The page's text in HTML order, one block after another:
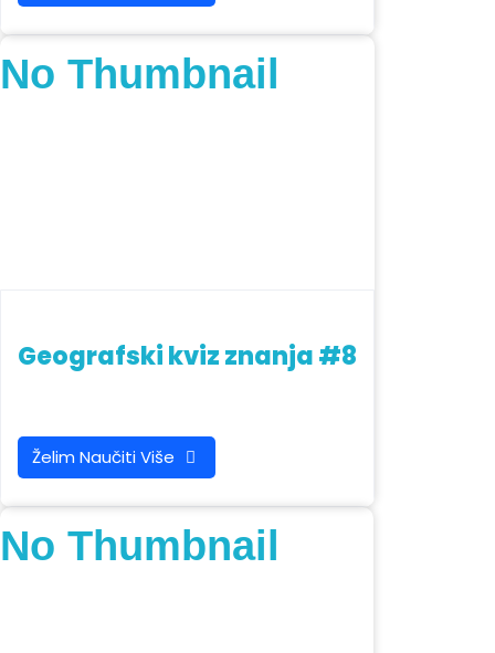
No Thumbnail
Geografski kviz znanja #8
Želim Naučiti Više
No Thumbnail